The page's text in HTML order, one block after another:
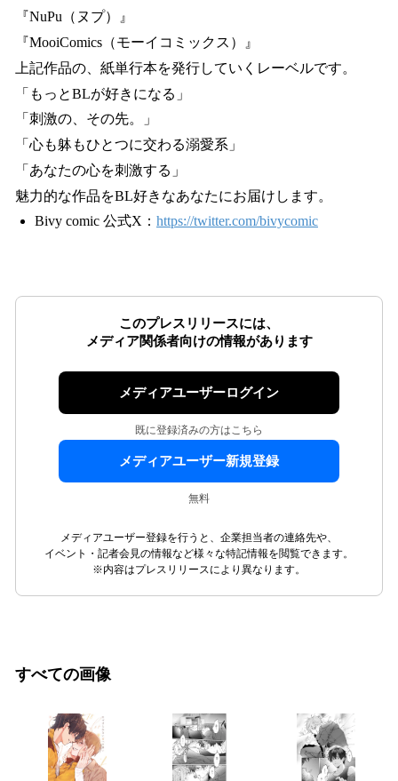
『NuPu（ヌプ）』
『MooiComics（モーイコミックス）』
上記作品の、紙単行本を発行していくレーベルです。
「もっとBLが好きになる」
「刺激の、その先。」
「心も躰もひとつに交わる溺愛系」
「あなたの心を刺激する」
魅力的な作品をBL好きなあなたにお届けします。
Bivy comic 公式X： https://twitter.com/bivycomic
このプレスリリースには、
メディア関係者向けの情報があります
メディアユーザーログイン
既に登録済みの方はこちら
メディアユーザー新規登録
無料
メディアユーザー登録を行うと、企業担当者の連絡先や、
イベント・記者会見の情報など様々な特記情報を閲覧できます。
※内容はプレスリリースにより異なります。
すべての画像